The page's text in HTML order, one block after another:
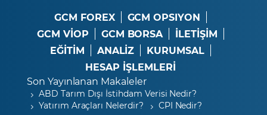
GCM FOREX
GCM OPSIYON
GCM VİOP
GCM BORSA
İLETİŞİM
EĞİTİM
ANALİZ
KURUMSAL
HESAP İŞLEMLERİ
Son Yayınlanan Makaleler
ABD Tarım Dışı İstihdam Verisi Nedir?
Yatırım Araçları Nelerdir?
CPI Nedir?